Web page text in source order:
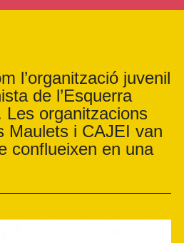
l’organització juvenil
de l’Esquerra
Les organitzacions
Maulets i CAJEI van
conflueixen en una